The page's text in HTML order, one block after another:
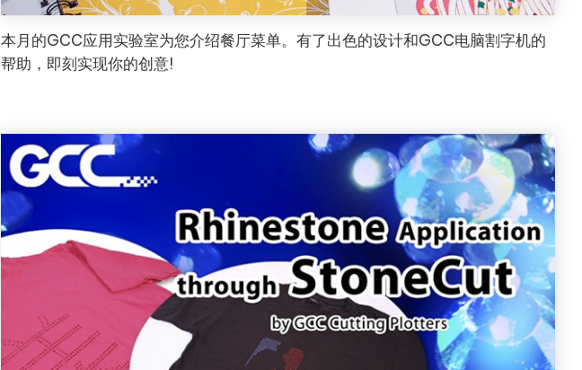
本月的GCC应用实验室为您介绍餐厅菜单。有了出色的设计和GCC电脑割字机的
帮助，即刻实现你的创意!